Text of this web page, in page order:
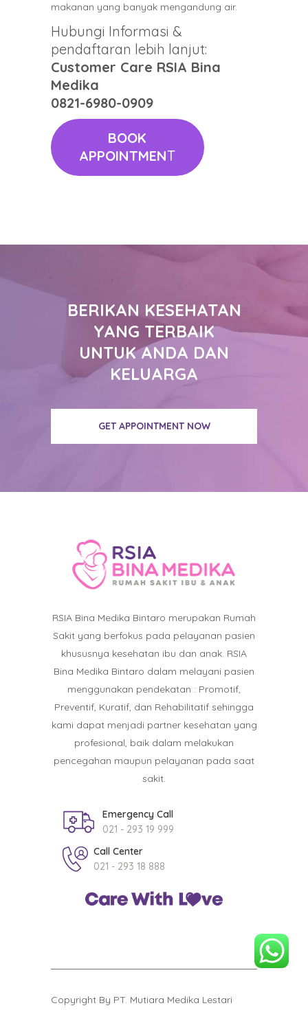
makanan yang banyak mengandung air.
Hubungi Informasi &
pendaftaran lebih lanjut:
Customer Care RSIA Bina
Medika
0821-6980-0909
BOOK
APPOINTMENT
BERIKAN KESEHATAN
YANG TERBAIK
UNTUK ANDA DAN
KELUARGA
GET APPOINTMENT NOW
RSIA Bina Medika Bintaro merupakan Rumah
Sakit yang berfokus pada pelayanan pasien
khususnya kesehatan ibu dan anak. RSIA
Bina Medika Bintaro dalam melayani pasien
menggunakan pendekatan : Promotif,
Preventif, Kuratif, dan Rehabilitatif sehingga
kami dapat menjadi partner kesehatan yang
profesional, baik dalam melakukan
pencegahan maupun pelayanan pada saat
sakit.
Emergency Call
021 - 293 19 999
Call Center
021 - 293 18 888
Copyright By PT. Mutiara Medika Lestari